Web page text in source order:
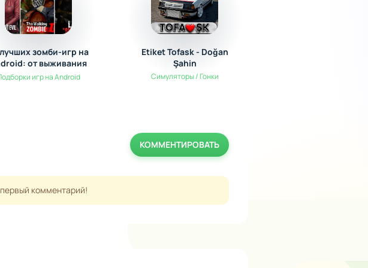
зомби-игр на
от выживания
до экшена
игр на Android
Etiket Tofask - Doğan
Şahin
Симуляторы / Гонки
КОММЕНТИРОВАТЬ
комментарий!